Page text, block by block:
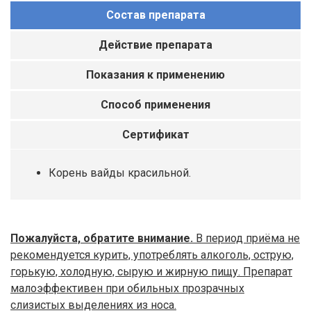
Состав препарата
Действие препарата
Показания к применению
Способ применения
Сертификат
Корень вайды красильной.
Пожалуйста, обратите внимание. В период приёма не
рекомендуется курить, употреблять алкоголь, острую,
горькую, холодную, сырую и жирную пищу. Препарат
малоэффективен при обильных прозрачных
слизистых выделениях из носа.